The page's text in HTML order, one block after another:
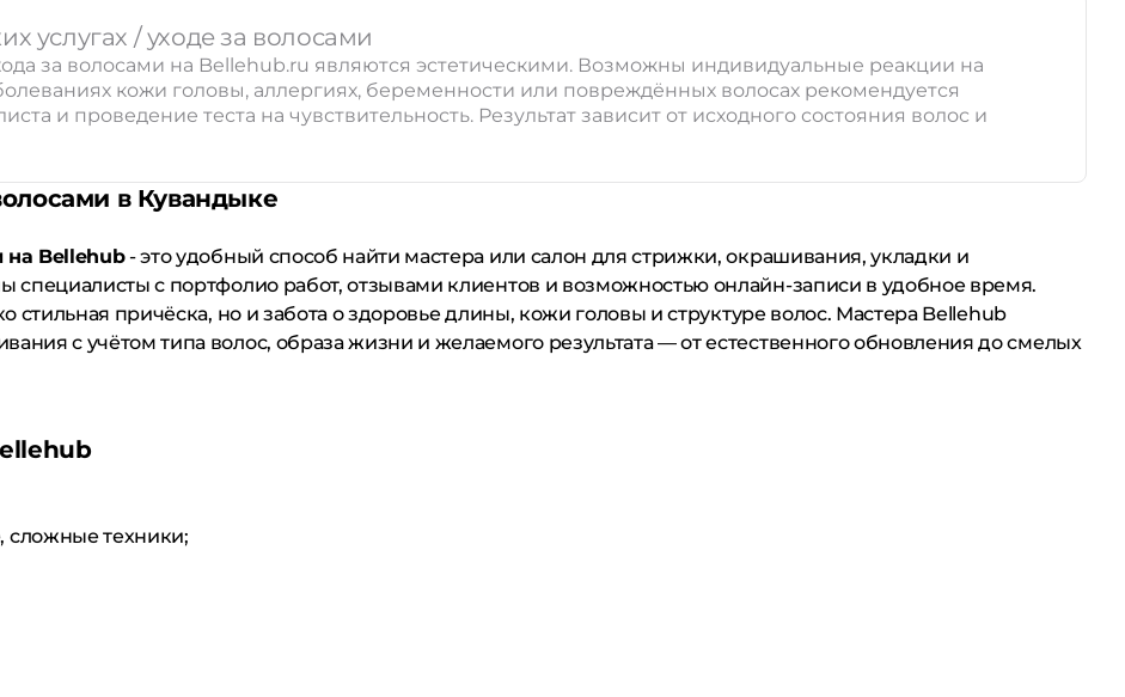
услугах / уходе за волосами
за волосами на Bellehub.ru являются эстетическими. Возможны индивидуальные реакции на
кожи головы, аллергиях, беременности или повреждённых волосах рекомендуется
и проведение теста на чувствительность. Результат зависит от исходного состояния волос и
в Кувандыке
на Bellehub- это удобный способ найти мастера или салон для стрижки, окрашивания, укладки и
специалисты с портфолио работ, отзывами клиентов и возможностью онлайн-записи в удобное время.
стильная причёска, но и забота о здоровье длины, кожи головы и структуре волос. Мастера Bellehub
с учётом типа волос, образа жизни и желаемого результата — от естественного обновления до смелых
сложные техники;